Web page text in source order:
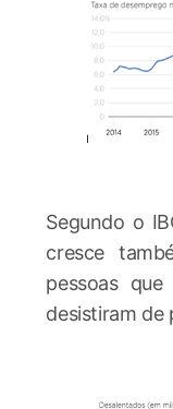
Segundo o
cresce
pessoas
desistiram de